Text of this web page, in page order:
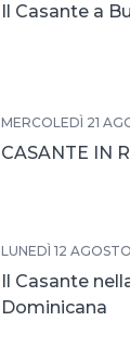
Il Casante a
MERCOLEDÌ 21
CASANTE IN
LUNEDÌ 12
Il Casante
Dominicana